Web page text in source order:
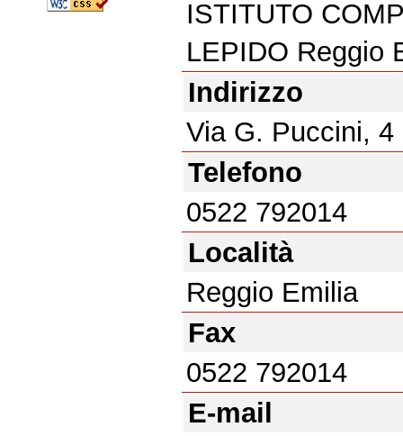
ISTITUTO
LEPIDO Reggio
Indirizzo
Via G. Puccini, 4
Telefono
0522 792014
Località
Reggio Emilia
Fax
0522 792014
E-mail